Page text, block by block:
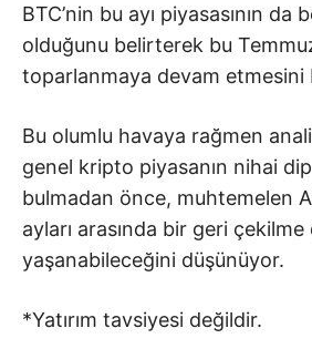
BTC’nin bu ayı piyasasının da
olduğunu belirterek bu
toparlanmaya devam etmesini
Bu olumlu havaya rağmen
genel kripto piyasanın nihai dip
bulmadan önce, muhtemelen
ayları arasında bir geri çekilme
yaşanabileceğini düşünüyor.
*Yatırım tavsiyesi değildir.